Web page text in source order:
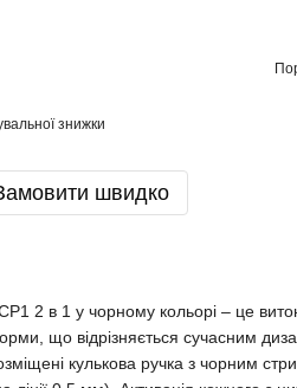
знижки
швидко
2 в 1 у чорному кольорі – це
що відрізняється сучасним
кулькова ручка з чорним